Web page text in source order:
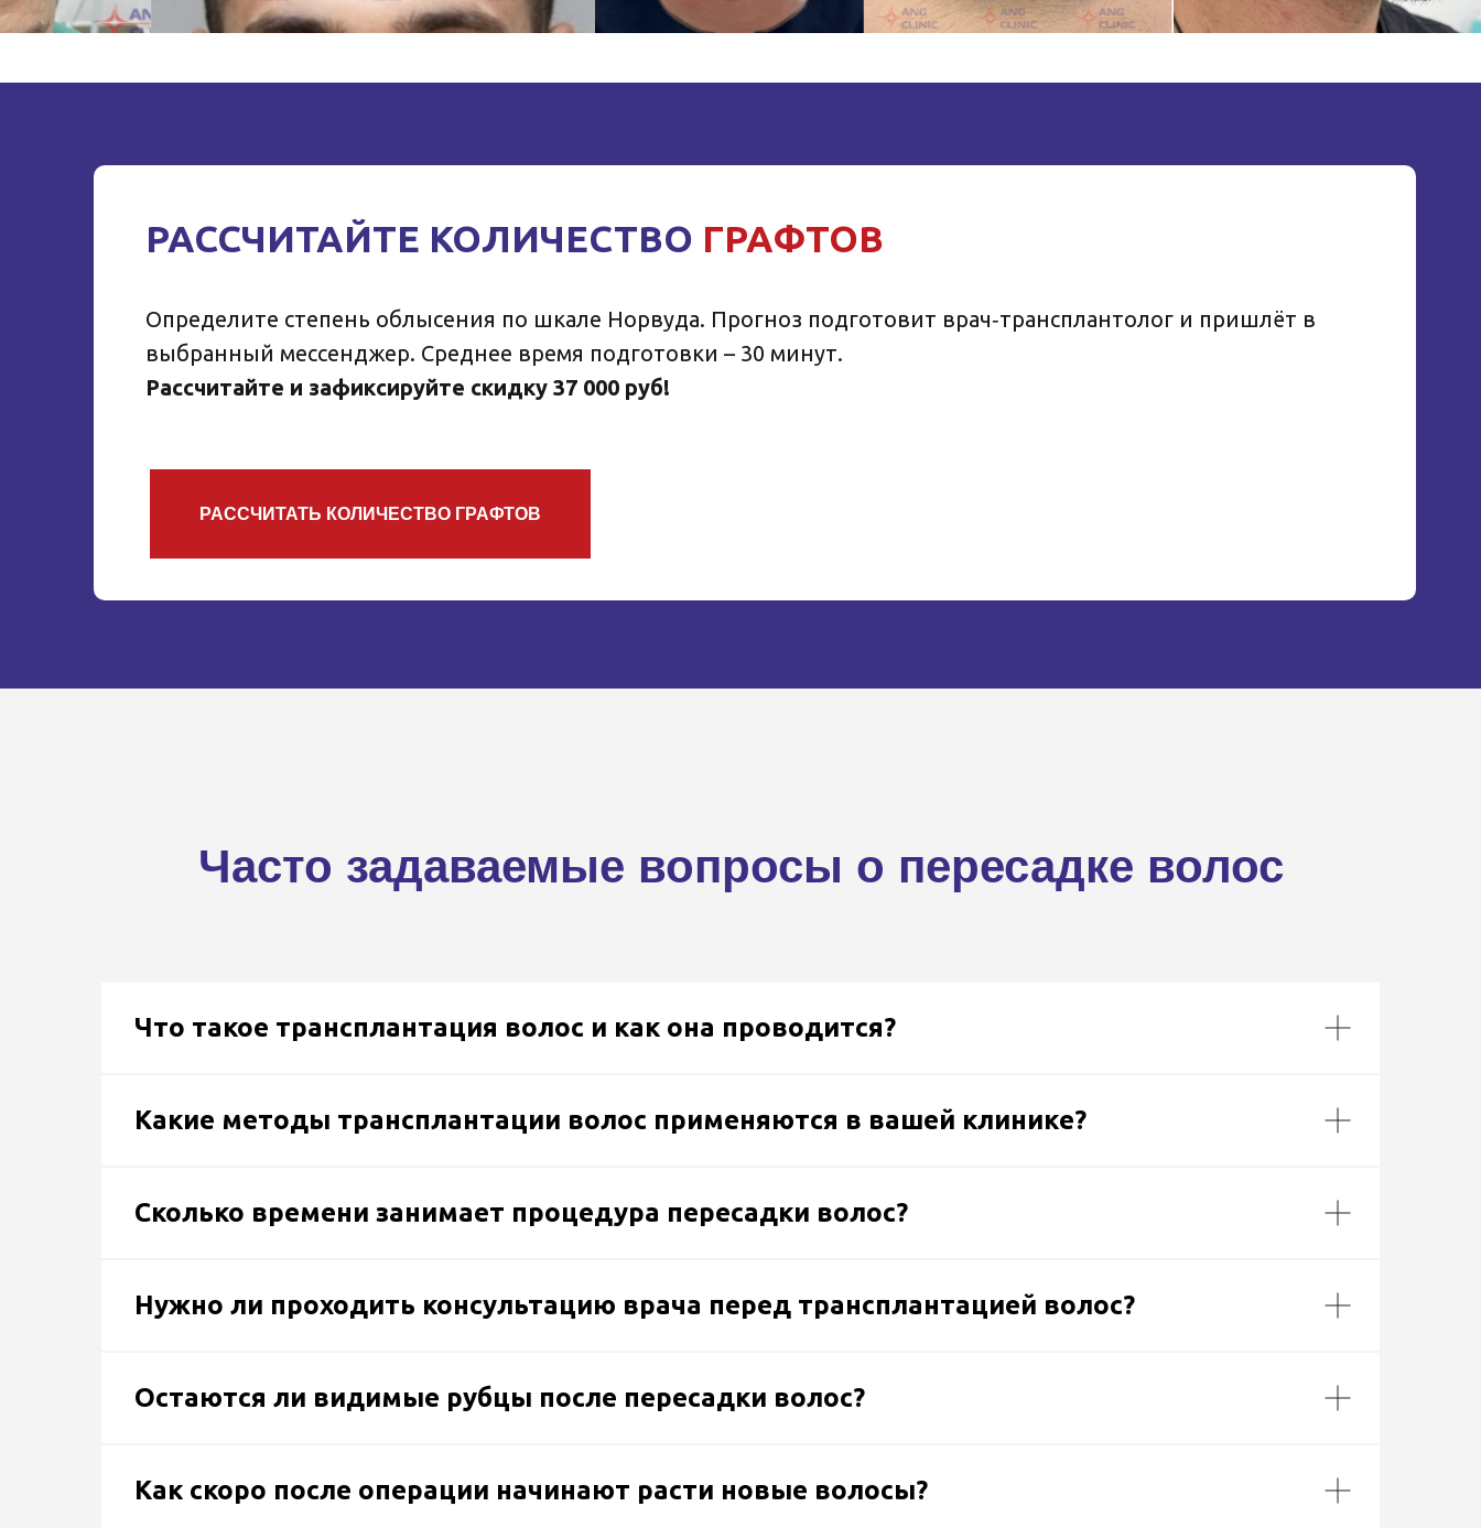
РАССЧИТАЙТЕ КОЛИЧЕСТВО ГРАФТОВ
РАССЧИТАТЬ КОЛИЧЕСТВО ГРАФТОВ
Определите степень облысения по шкале Норвуда. Прогноз подготовит врач‑трансплантолог и пришлёт в
выбранный мессенджер. Среднее время подготовки – 30 минут.
Рассчитайте и зафиксируйте скидку 37 000 руб!
Часто задаваемые вопросы о пересадке волос
Что такое трансплантация волос и как она проводится?
Какие методы трансплантации волос применяются в вашей клинике?
Сколько времени занимает процедура пересадки волос?
Нужно ли проходить консультацию врача перед трансплантацией волос?
Остаются ли видимые рубцы после пересадки волос?
Как скоро после операции начинают расти новые волосы?